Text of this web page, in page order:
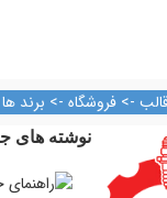
دوم،
تهران،
-> فروشگاه -> برند
نوشته های